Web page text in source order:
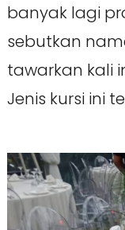
banyak lagi
sebutkan
tawarkan kali
Jenis kursi ini